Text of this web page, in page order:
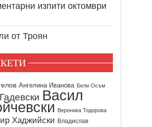
изпити октомври
от Троян
Ангелина Иванова Бели Осъм
Васил
Вероника Тодорова
Хаджийски Владислав